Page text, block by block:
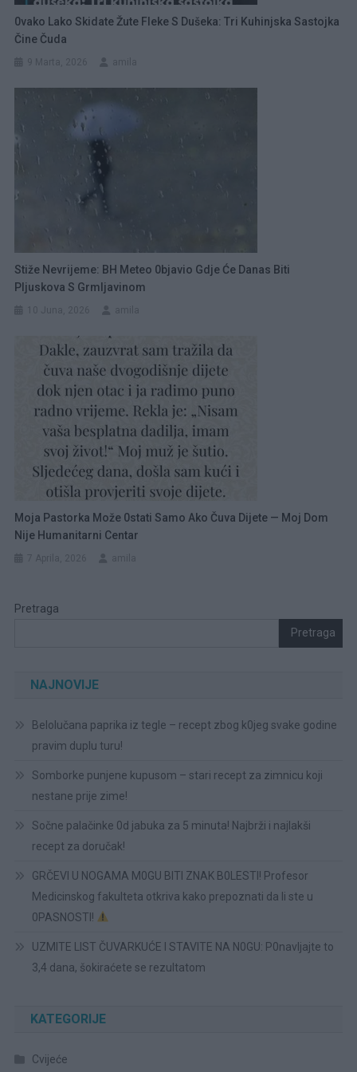
0vako Lako Skidate Žute Fleke S Dušeka: Tri Kuhinjska Sastojka
Čine Čuda
Stiže Nevrijeme: BH Meteo 0bjavio Gdje Će Danas Biti
Pljuskova S Grmljavinom
Moja Pastorka Može 0stati Samo Ako Čuva Dijete — Moj Dom
Nije Humanitarni Centar
Pretraga
Pretraga
NAJNOVIJE
Belolučana paprika iz tegle – recept zbog k0jeg svake godine
pravim duplu turu!
Somborke punjene kupusom – stari recept za zimnicu koji
nestane prije zime!
Sočne palačinke 0d jabuka za 5 minuta! Najbrži i najlakši
recept za doručak!
GRČEVI U NOGAMA M0GU BITI ZNAK B0LESTI! Profesor
Medicinskog fakulteta otkriva kako prepoznati da li ste u
0PASNOSTI!
UZMITE LIST ČUVARKUĆE I STAVITE NA N0GU: P0navljajte to
3,4 dana, šokiraćete se rezultatom
KATEGORIJE
Cvijeće